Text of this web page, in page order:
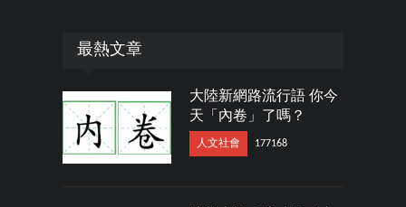
最熱文章
大陸新網路流行語 你今
天「內卷」了嗎？
人文社會 177168